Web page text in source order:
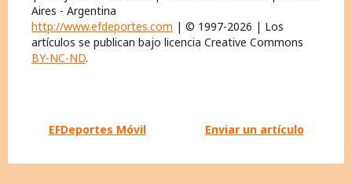
Aires - Argentina
http://www.efdeportes.com | © 1997-2026 | Los
artículos se publican bajo licencia Creative Commons
BY-NC-ND.
EFDeportes Móvil Enviar un artículo